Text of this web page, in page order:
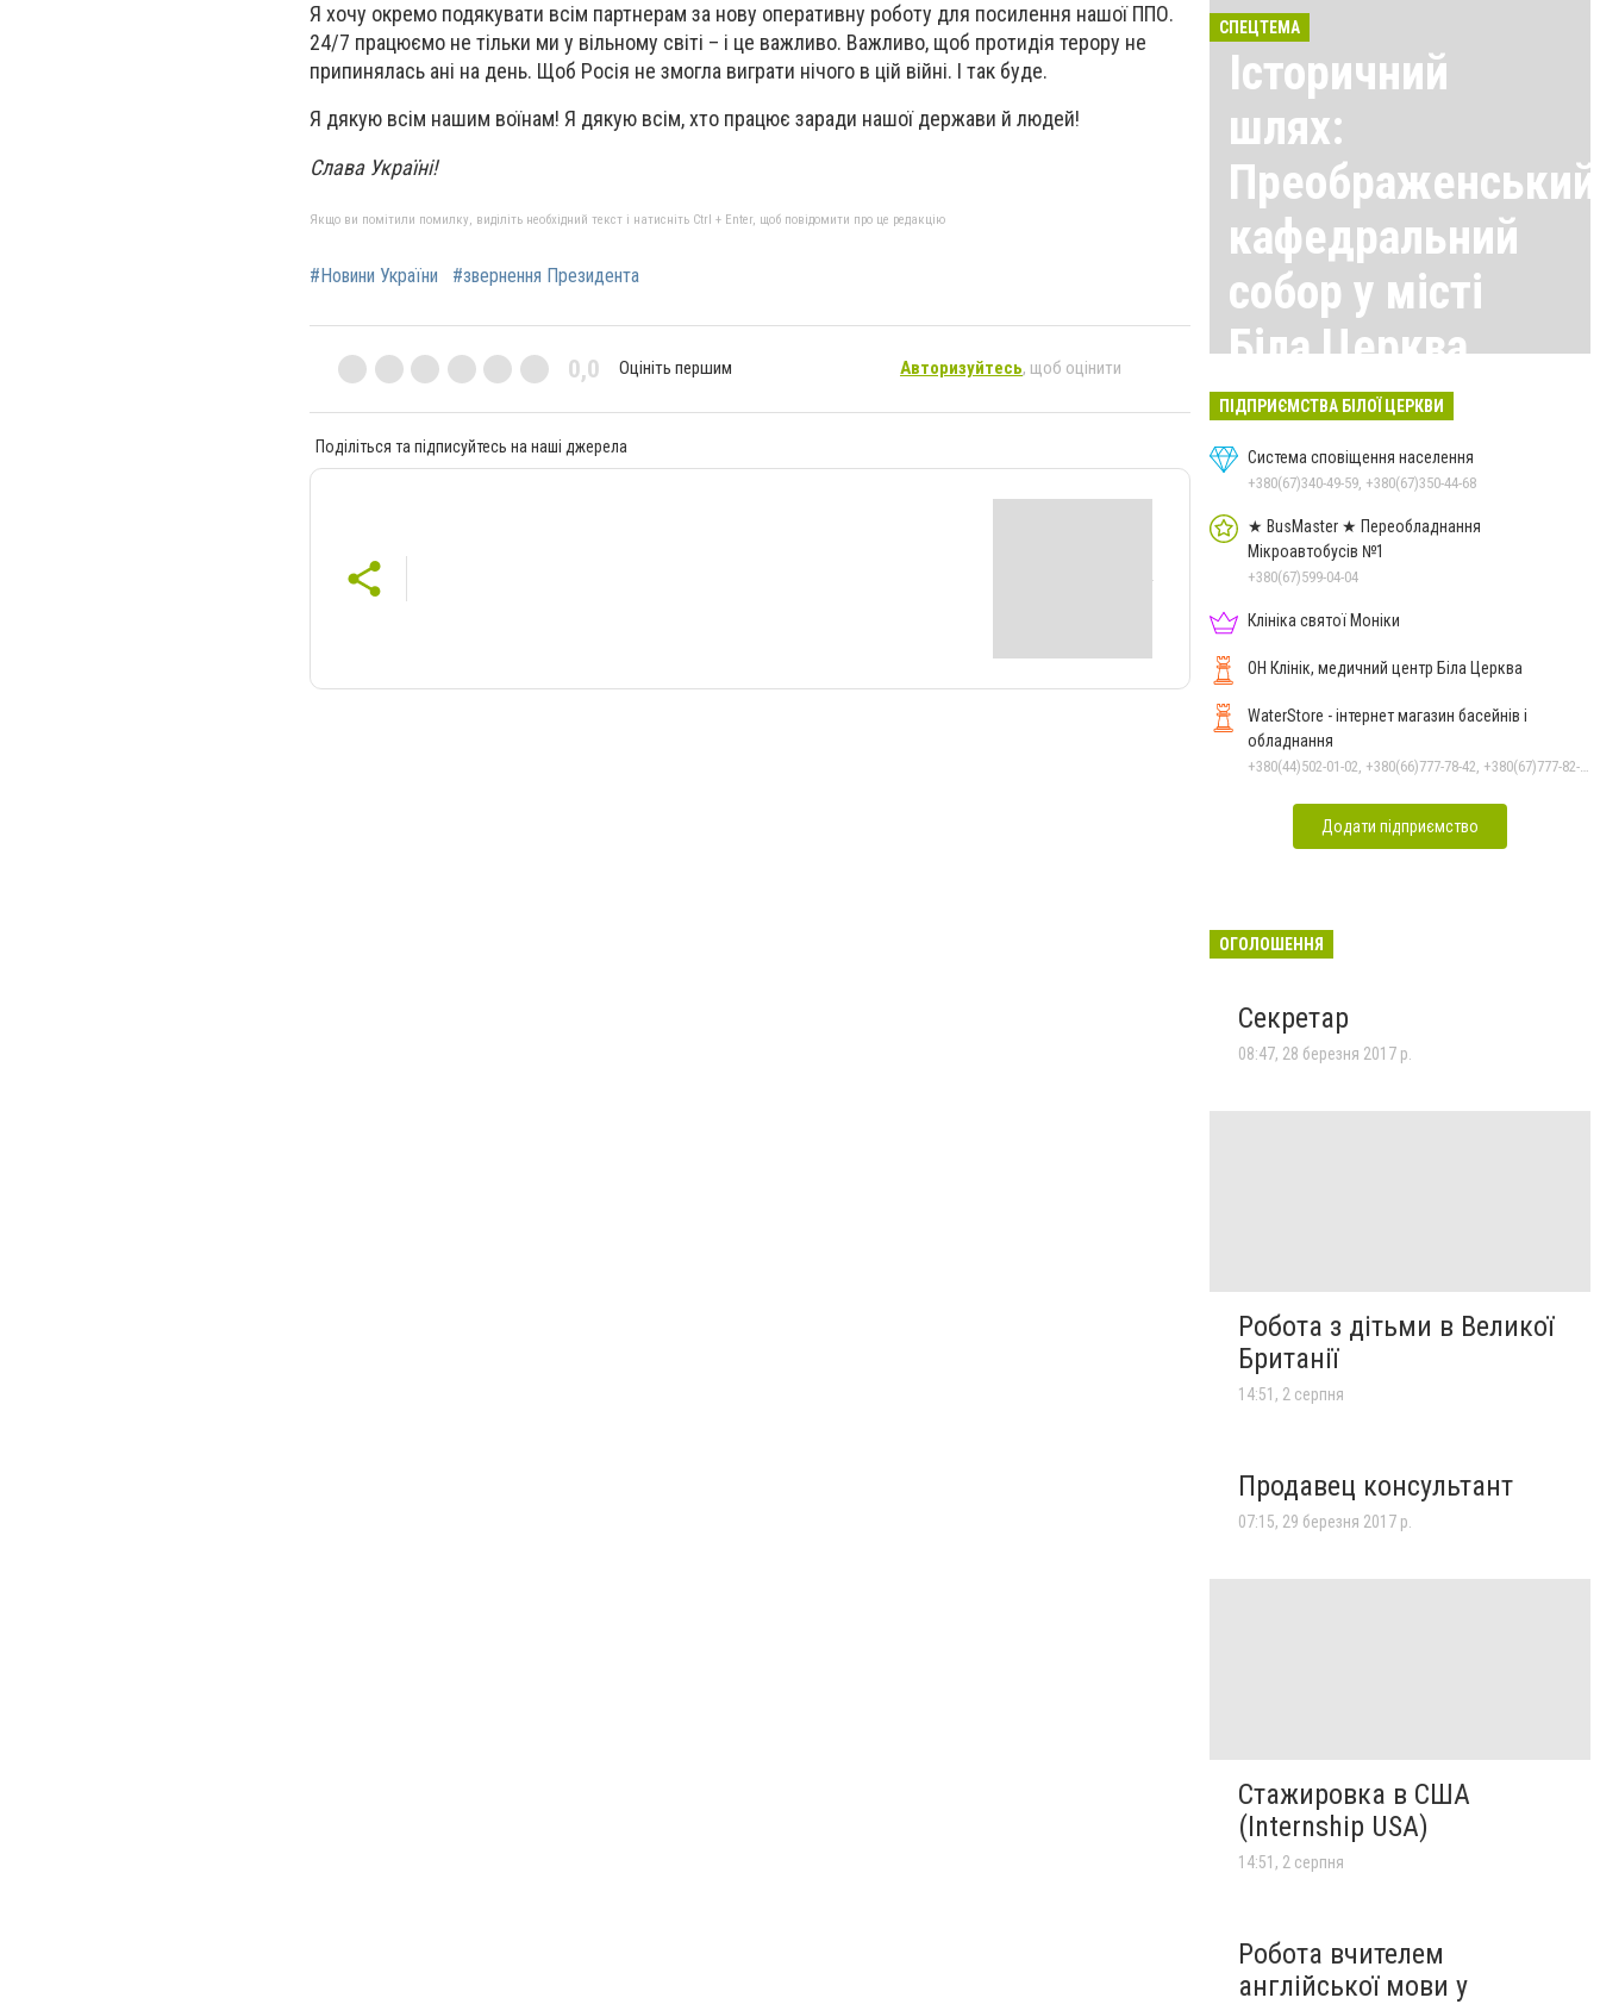
Я хочу окремо подякувати всім партнерам за нову оперативну роботу для посилення нашої ППО.
24/7 працюємо не тільки ми у вільному світі – і це важливо. Важливо, щоб протидія терору не
припинялась ані на день. Щоб Росія не змогла виграти нічого в цій війні. І так буде.
Я дякую всім нашим воїнам! Я дякую всім, хто працює заради нашої держави й людей!
Слава Україні!
Якщо ви помітили помилку, виділіть необхідний текст і натисніть Ctrl + Enter, щоб повідомити про це редакцію
#Новини України #звернення Президента
0,0 Оцініть першим Авторизуйтесь, щоб оцінити
Поділіться та підписуйтесь на наші джерела
СПЕЦТЕМА
Історичний
шлях:
Преображенський
кафедральний
собор у місті
Біла Церква
Всі матеріали тут
ПІДПРИЄМСТВА БІЛОЇ ЦЕРКВИ
Система сповіщення населення
+380(67)340-49-59, +380(67)350-44-68
★ BusMaster ★ Переобладнання
Мікроавтобусів №1
+380(67)599-04-04
Клініка святої Моніки
ОН Клінік, медичний центр Біла Церква
WaterStore - інтернет магазин басейнів і
обладнання
Додати підприємство
ОГОЛОШЕННЯ
Секретар
08:47, 28 березня 2017 р.
Робота з дітьми в Великої
Британії
14:51, 2 серпня
Продавец консультант
07:15, 29 березня 2017 р.
Стажировка в США
(Internship USA)
14:51, 2 серпня
Робота вчителем
англійської мови у